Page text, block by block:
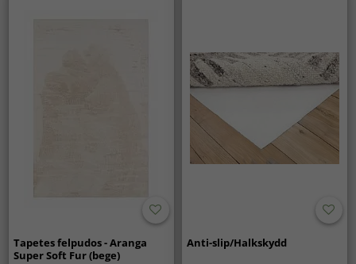
Tapetes felpudos - Aranga
Super Soft Fur (bege)
Anti-slip/Halkskydd